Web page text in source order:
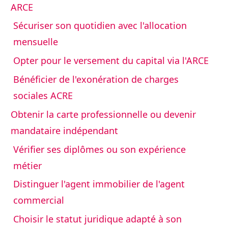
ARCE
Sécuriser son quotidien avec l'allocation
mensuelle
Opter pour le versement du capital via l'ARCE
Bénéficier de l'exonération de charges
sociales ACRE
Obtenir la carte professionnelle ou devenir
mandataire indépendant
Vérifier ses diplômes ou son expérience
métier
Distinguer l'agent immobilier de l'agent
commercial
Choisir le statut juridique adapté à son